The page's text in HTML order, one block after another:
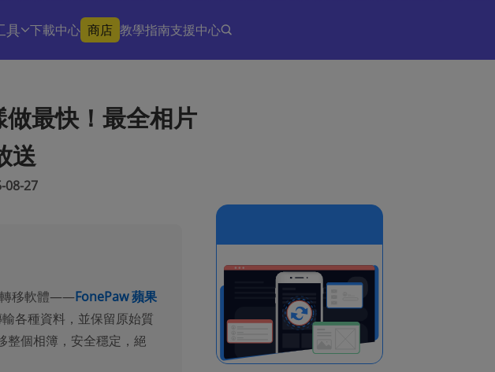
具 下載中心 商店 教學指南支援中心
最快！最全相片
送
08-27
轉移軟體——FonePaw 蘋果
各種資料，並保留原始質
整個相簿，安全穩定，絕